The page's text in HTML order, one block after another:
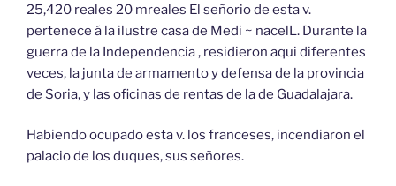
25,420 reales 20 mreales El señorio de esta v.
pertenece á la ilustre casa de Medi ~ nacelL. Durante la
guerra de la Independencia , residieron aqui diferentes
veces, la junta de armamento y defensa de la provincia
de Soria, y las oficinas de rentas de la de Guadalajara.
Habiendo ocupado esta v. los franceses, incendiaron el
palacio de los duques, sus señores.